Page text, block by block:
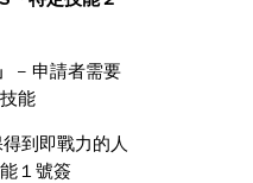
– 申請者需要
能
到即戰力的人
１號簽